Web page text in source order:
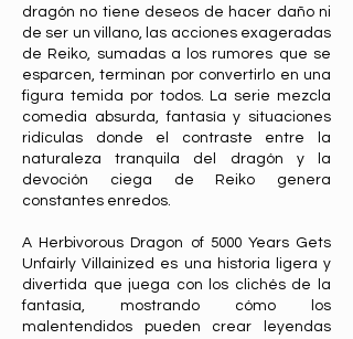
dragón no tiene deseos de hacer daño ni
de ser un villano, las acciones exageradas
de Reiko, sumadas a los rumores que se
esparcen, terminan por convertirlo en una
figura temida por todos. La serie mezcla
comedia absurda, fantasía y situaciones
ridículas donde el contraste entre la
naturaleza tranquila del dragón y la
devoción ciega de Reiko genera
constantes enredos.
A Herbivorous Dragon of 5000 Years Gets
Unfairly Villainized es una historia ligera y
divertida que juega con los clichés de la
fantasía, mostrando cómo los
malentendidos pueden crear leyendas